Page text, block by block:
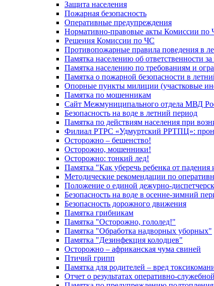
Защита населения
Пожарная безопасность
Оперативные предупреждения
Нормативно-правовые акты Комиссии по
Решения Комиссии по ЧС
Противопожарные правила поведения в
Памятка населению об ответственности
Памятка населению по требованиям и
Памятка о пожарной безопасности в
Опорные пункты милиции (участковые
Памятка по мошенникам
Сайт Межмуниципального отдела МВД
Безопасность на воде в летний период
Памятка по действиям населения при
Филиал РТРС «Удмуртский РРТПЦ»:
Осторожно – бешенство!
Осторожно, мошенники!
Осторожно: тонкий лед!
Памятка "Как уберечь ребенка от падения
Методические рекомендации по
Положение о единой дежурно-
Безопасность на воде в осенне-зимний
Безопасность дорожного движения
Памятка грибникам
Памятка "Осторожно, гололед!"
Памятка "Обработка надворных уборных"
Памятка "Дезинфекция колодцев"
Осторожно – африканская чума свиней
Птичий грипп
Памятка для родителей – вред
Отчет о результатах оперативно-